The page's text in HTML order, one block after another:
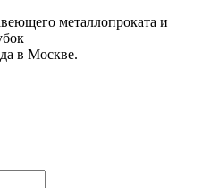
металлопроката и
в Москве.